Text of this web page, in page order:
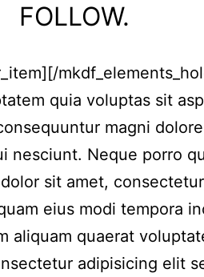
FOLLOW.
quia voluptas sit
magni
nesciunt. Neque porro
sit amet,
eius modi tempora
aliquam quaerat
adipisicing elit